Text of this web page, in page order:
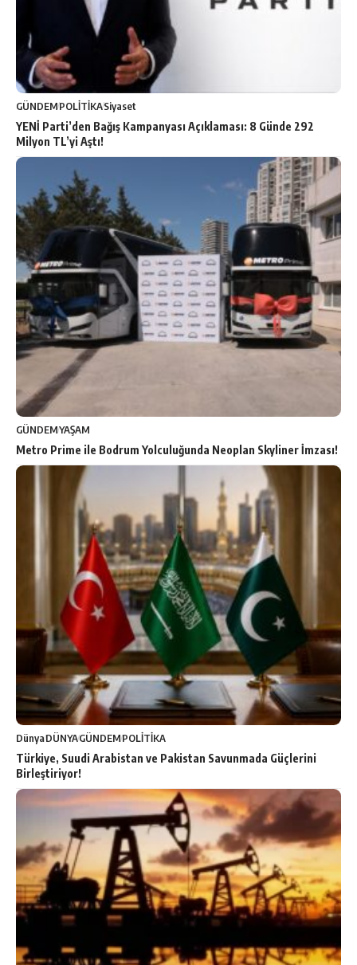
GÜNDEMPOLİTİKASiyaset
YENİ Parti’den Bağış Kampanyası Açıklaması: 8 Günde 292
Milyon TL’yi Aştı!
GÜNDEMYAŞAM
Metro Prime ile Bodrum Yolculuğunda Neoplan Skyliner İmzası!
DünyaDÜNYAGÜNDEMPOLİTİKA
Türkiye, Suudi Arabistan ve Pakistan Savunmada Güçlerini
Birleştiriyor!